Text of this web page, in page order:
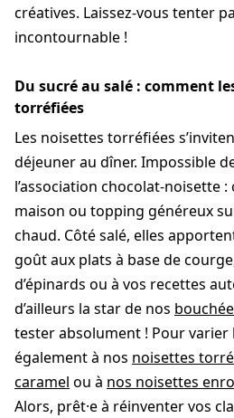
créatives. Laissez-vous tenter
incontournable !
Du sucré au salé : comment
torréfiées
Les noisettes torréfiées
déjeuner au dîner. Impossible
l’association chocolat-noisette
maison ou topping généreux
chaud. Côté salé, elles
goût aux plats à base de
d’épinards ou à vos recettes
d’ailleurs la star de nos
tester absolument ! Pour varier
également à nos noisettes
caramel ou à nos noisettes
Alors, prêt·e à réinventer vos